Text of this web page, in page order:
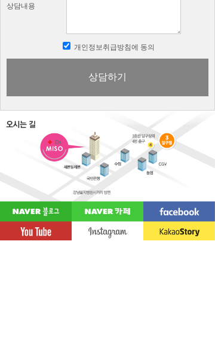
상담내용
개인정보취급방침에 동의